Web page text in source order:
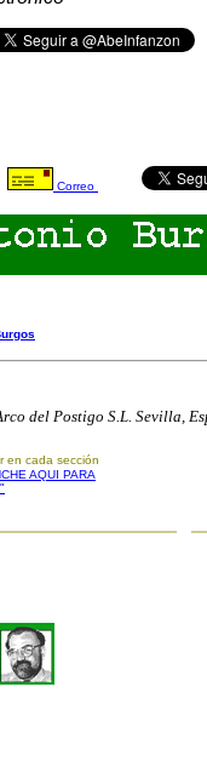
Correo
del Postigo S.L. Sevilla,
en cada sección
AQUI PARA